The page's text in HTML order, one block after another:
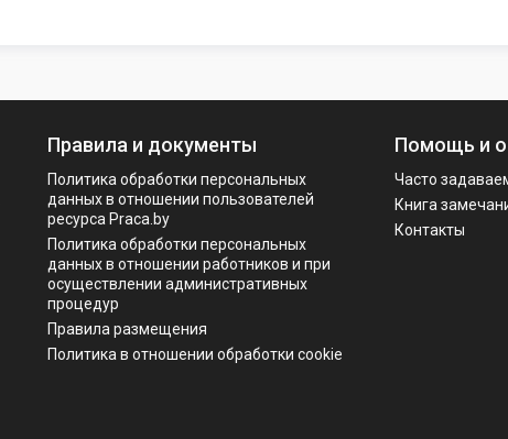
Правила и документы
Политика обработки персональных
данных в отношении пользователей
ресурса Praca.by
Политикa обработки персональных
данных в отношении работников и при
осуществлении административных
процедур
Правила размещения
Политика в отношении обработки cookie
Помощь и
Часто
Книга
Контакты